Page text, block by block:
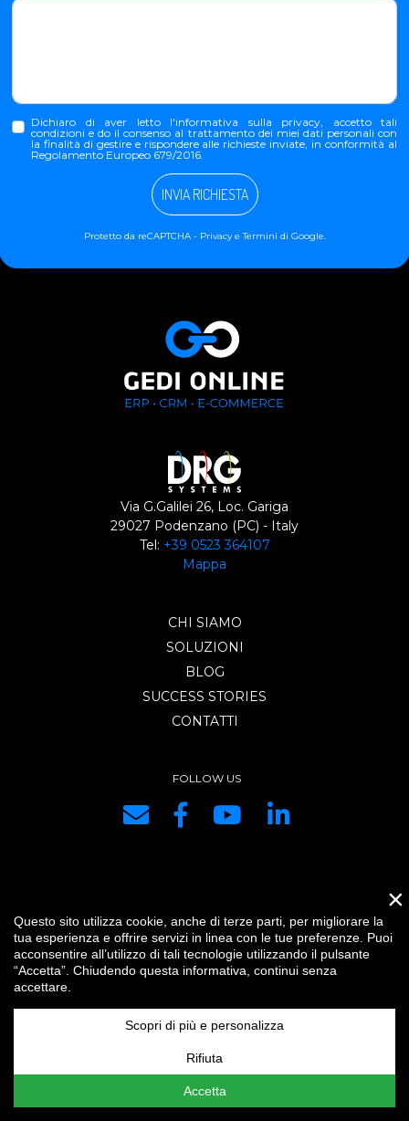
Dichiaro di aver letto l'informativa sulla privacy, accetto tali
condizioni e do il consenso al trattamento dei miei dati personali con
la finalità di gestire e rispondere alle richieste inviate, in conformità al
Regolamento Europeo 679/2016.
INVIA RICHIESTA
Protetto da reCAPTCHA - PrivacyeTermini di Google.
Via G.Galilei 26, Loc. Gariga
29027 Podenzano (PC) - Italy
Tel: +39 0523 364107
Mappa
CHI SIAMO
SOLUZIONI
BLOG
SUCCESS STORIES
CONTATTI
FOLLOW US
DRG SYSTEMS srl | P.IVA e C.F. IT01334440334 | REA di PC 153421 |
Capitale Sociale € 10.400,00 i.v. | Credits Impostazioni cookie
Privacy
×
Questo sito utilizza cookie, anche di terze parti, per migliorare la
tua esperienza e offrire servizi in linea con le tue preferenze. Puoi
acconsentire all’utilizzo di tali tecnologie utilizzando il pulsante
“Accetta”. Chiudendo questa informativa, continui senza
accettare.
Scopri di più e personalizza
Rifiuta
Accetta